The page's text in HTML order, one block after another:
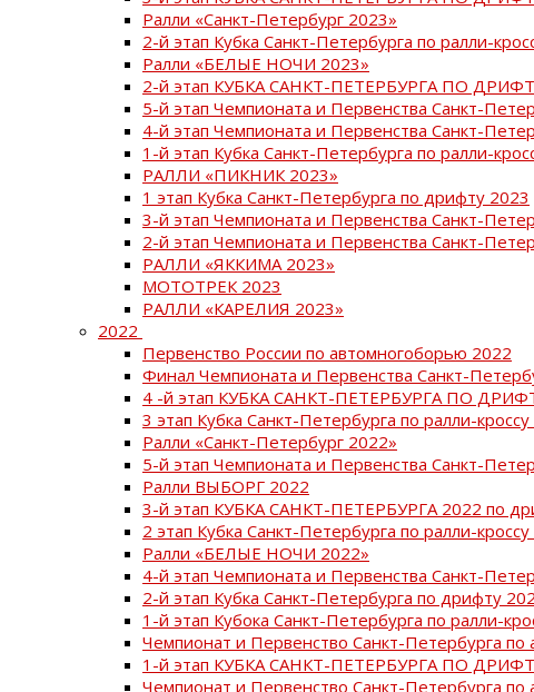
Ралли «Санкт-Петербург 2023»
2-й этап Кубка Санкт-Петербурга по ралли-
Ралли «БЕЛЫЕ НОЧИ 2023»
2-й этап КУБКА САНКТ-ПЕТЕРБУРГА ПО
5-й этап Чемпионата и Первенства Санкт-
4-й этап Чемпионата и Первенства Санкт-
1-й этап Кубка Санкт-Петербурга по ралли-
РАЛЛИ «ПИКНИК 2023»
1 этап Кубка Санкт-Петербурга по дрифту 2023
3-й этап Чемпионата и Первенства Санкт-
2-й этап Чемпионата и Первенства Санкт-
РАЛЛИ «ЯККИМА 2023»
МОТОТРЕК 2023
РАЛЛИ «КАРЕЛИЯ 2023»
2022
Первенство России по автомногоборью 2022
Финал Чемпионата и Первенства Санкт-
4 -й этап КУБКА САНКТ-ПЕТЕРБУРГА ПО
3 этап Кубка Санкт-Петербурга по ралли-
Ралли «Санкт-Петербург 2022»
5-й этап Чемпионата и Первенства Санкт-
Ралли ВЫБОРГ 2022
3-й этап КУБКА САНКТ-ПЕТЕРБУРГА 2022 по
2 этап Кубка Санкт-Петербурга по ралли-
Ралли «БЕЛЫЕ НОЧИ 2022»
4-й этап Чемпионата и Первенства Санкт-
2-й этап Кубка Санкт-Петербурга по дрифту
1-й этап Кубока Санкт-Петербурга по ралли-
Чемпионат и Первенство Санкт-Петербурга
1-й этап КУБКА САНКТ-ПЕТЕРБУРГА ПО
Чемпионат и Первенство Санкт-Петербурга